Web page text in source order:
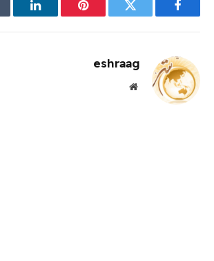
فيسبوك تويتر بينتيريستلينكدإن
eshraag
موقع